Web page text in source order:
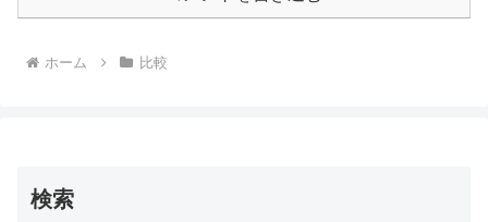
ホーム 比較
検索